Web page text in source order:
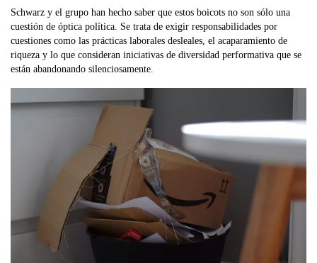
Schwarz y el grupo han hecho saber que estos boicots no son sólo una
cuestión de óptica política. Se trata de exigir responsabilidades por
cuestiones como las prácticas laborales desleales, el acaparamiento de
riqueza y lo que consideran iniciativas de diversidad performativa que se
están abandonando silenciosamente.